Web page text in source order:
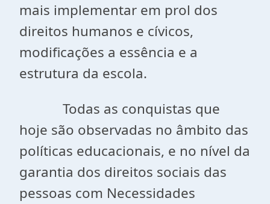
mais implementar em prol dos
direitos humanos e cívicos,
modificações a essência e a
estrutura da escola.
Todas as conquistas que
hoje são observadas no âmbito das
políticas educacionais, e no nível da
garantia dos direitos sociais das
pessoas com Necessidades